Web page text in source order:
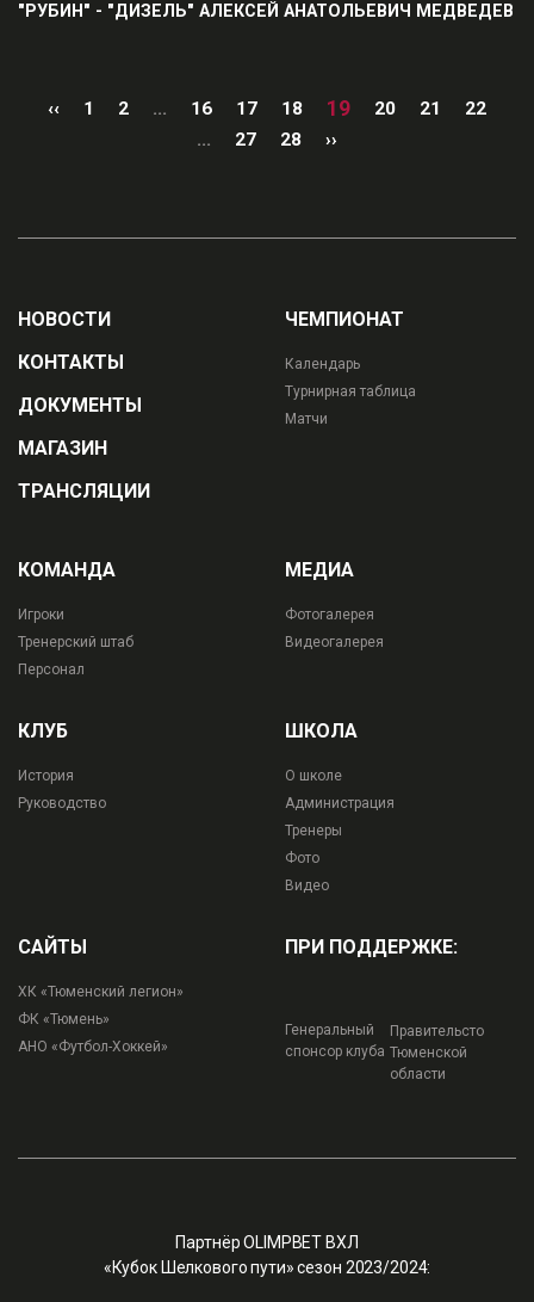
"РУБИН" - "ДИЗЕЛЬ" АЛЕКСЕЙ АНАТОЛЬЕВИЧ МЕДВЕДЕВ
‹‹ 1 2 ... 16 17 18 19 20 21
22
...
27 28 ››
НОВОСТИ
КОНТАКТЫ
ДОКУМЕНТЫ
МАГАЗИН
ТРАНСЛЯЦИИ
ЧЕМПИОНАТ
Календарь
Турнирная таблица
Матчи
КОМАНДА
Игроки
Тренерский штаб
Персонал
МЕДИА
Фотогалерея
Видеогалерея
КЛУБ
История
Руководство
ШКОЛА
О школе
Администрация
Тренеры
Фото
Видео
САЙТЫ
ХК «Тюменский легион»
ФК «Тюмень»
АНО «Футбол-Хоккей»
ПРИ ПОДДЕРЖКЕ:
Генеральный
спонсор клуба
Правительсто
Тюменской
области
Партнёр OLIMPBET ВХЛ
«Кубок Шелкового пути» сезон 2023/2024: